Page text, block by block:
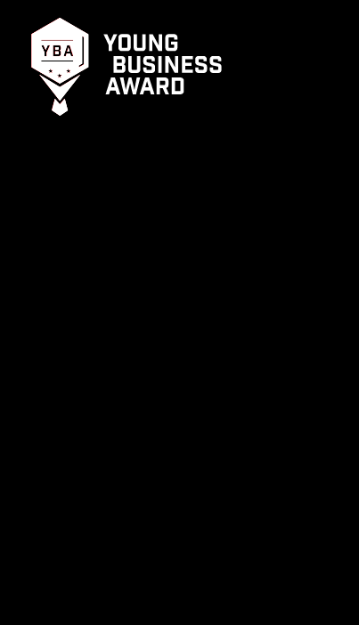
Young Business Award
Young Business Award